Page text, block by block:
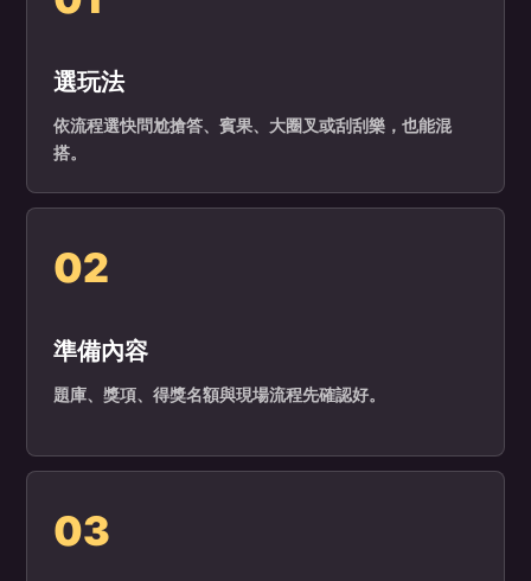
選玩法
依流程選快問尬搶答、賓果、大圈叉或刮刮樂，也能混
搭。
02
準備內容
題庫、獎項、得獎名額與現場流程先確認好。
03